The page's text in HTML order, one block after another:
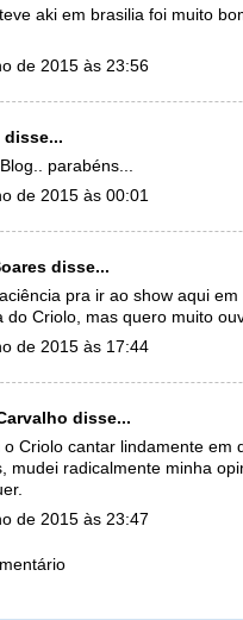
aki em brasilia foi muito
de 2015 às 23:56
disse...
parabéns...
de 2015 às 00:01
disse...
pra ir ao show aqui
do Criolo, mas quero muito
de 2015 às 17:44
disse...
o Criolo cantar lindamente em
mudei radicalmente minha
de 2015 às 23:47